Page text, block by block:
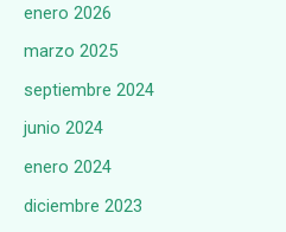
enero 2026
marzo 2025
septiembre 2024
junio 2024
enero 2024
diciembre 2023